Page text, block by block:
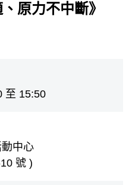
原力不中斷》
至 15:50
中心
號 )